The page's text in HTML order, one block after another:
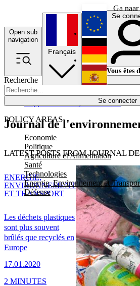
Ga
Open sub
navigation
Recherche
Se connecter
POLICY AREAS
Economie
Politique
Agriculture et Alimentation
Santé
Technologies
Energie, Environnement et
Défense
Économie
Français
English
Deutsch
Español
Se
Vous êtes
Journal de
LATEST POSTS FROM JOURNAL
Les déchets plastiques
sont plus souvent
brûlés que recyclés en
Europe
17.01.2020
ENERGIE,
ENVIRONNEMENT
ET TRANSPORT
2 MINUTES